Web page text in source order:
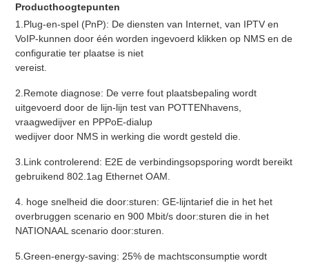
Producthoogtepunten
1.Plug-en-spel (PnP): De diensten van Internet, van IPTV en
VoIP-kunnen door één worden ingevoerd klikken op NMS en de
configuratie ter plaatse is niet
vereist.
2.Remote diagnose: De verre fout plaatsbepaling wordt
uitgevoerd door de lijn-lijn test van POTTENhavens,
vraagwedijver en PPPoE-dialup
wedijver door NMS in werking die wordt gesteld die.
3.Link controlerend: E2E de verbindingsopsporing wordt bereikt
gebruikend 802.1ag Ethernet OAM.
4. hoge snelheid die door:sturen: GE-lijntarief die in het het
overbruggen scenario en 900 Mbit/s door:sturen die in het
NATIONAAL scenario door:sturen.
5.Green-energy-saving: 25% de machtsconsumptie wordt